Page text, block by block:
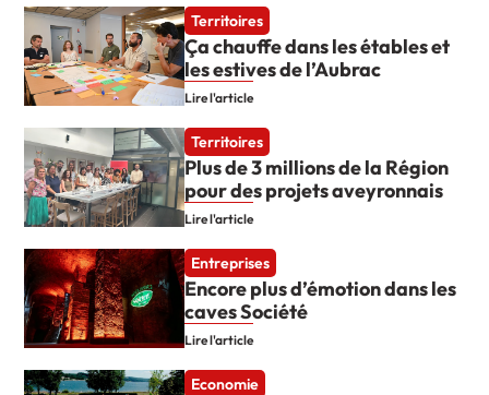
Territoires
Ça chauffe dans les étables et
les estives de l’Aubrac
Lire l'article
Territoires
Plus de 3 millions de la Région
pour des projets aveyronnais
Lire l'article
Entreprises
Encore plus d’émotion dans les
caves Société
Lire l'article
Economie